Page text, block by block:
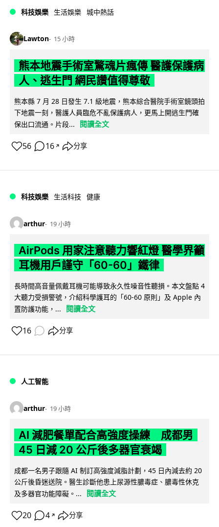
科技娛樂 生活娛樂 城中熱話
Lawton 15 小時
熊本地震手術室驚魂片瘋傳 醫護保護病
人、逃生門 網民讚值得尊敬
熊本縣 7 月 28 日發生 7.1 級地震，熊本綜合醫院手術室鏡頭拍
下地震一刻，醫護人員臨危不亂保護病人，更馬上開逃生門確
保出口流通。片段...
閱讀全文
56 16 ↗ 分享
科技娛樂 生活科技 健康
arthur 19 小時
AirPods 用家注意聽力響紅燈 醫學界籲
耳機用戶謹守「60-60」鐵律
長時間高音量佩戴耳機可能導致永久性噪音性聽損。本文盤點 4
大聽力受損警號，介紹科學護耳的「60-60 原則」及 Apple 內
置防護功能，...
閱讀全文
16 分享
人工智能
arthur 19 小時
AI 減肥餐單配合高強度操練 成都男
45 日減 20 公斤後多器官衰竭
成都一名男子跟隨 AI 制訂高強度減脂計劃，45 日內減去約 20
公斤後昏迷送院。醫生診斷他患上尿源性膿毒症、膿毒性休克
及多器官功能障礙。...
閱讀全文
20 4 ↗ 分享